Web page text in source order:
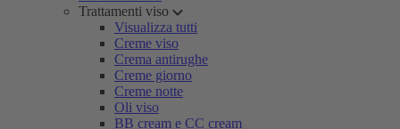
Trattamenti viso
Visualizza tutti
Creme viso
Crema antirughe
Creme giorno
Creme notte
Oli viso
BB cream e CC cream